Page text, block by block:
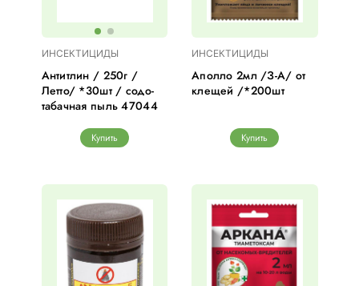
ИНСЕКТИЦИДЫ
Антитлин / 250г /
Летто/ *30шт / содо-
табачная пыль 47044
Купить
ИНСЕКТИЦИДЫ
Аполло 2мл /З-А/ от
клещей /*200шт
Купить